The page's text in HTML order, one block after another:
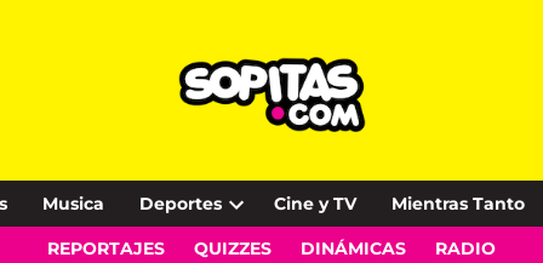
Musica Deportes
Open
dropdown
Cine y TV Mientras Tanto
REPORTAJES QUIZZES DINÁMICAS RADIO